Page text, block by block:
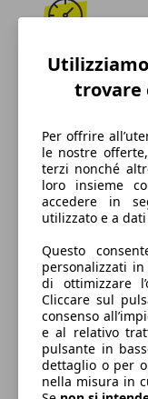
195 km/h
Velocità massima
Diesel
Carburante
114 g/km
Emissioni di
trovare
Per offrire
le nostre
terzi nonché
loro insieme
accedere in
utilizzato e a
Questo
personalizzati
di ottimizzare
Cliccare sul
consenso
e al relativo
pulsante in
dettaglio o per
nella misura in